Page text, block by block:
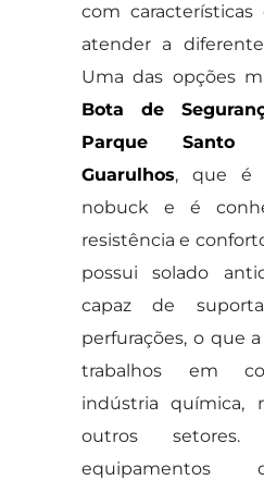
com características
atender a
Uma das opções
Bota de
Parque Santo
Guarulhos, que é
nobuck e é
resistência e
possui solado
capaz de
perfurações, o que
trabalhos em
indústria química,
outros
equipamentos